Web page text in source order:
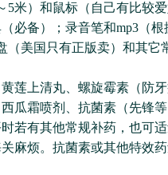
5米）和鼠标（自己有比较
必备）；录音笔和mp3（
（美国只有正版卖）和其它
上清丸、螺旋霉素（防牙
瓜霜喷剂、抗菌素（先锋
有其他常规补药，也可适
麻烦。抗菌素或其他特效